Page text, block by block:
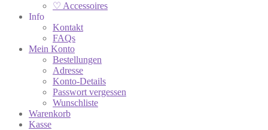
♡ Accessoires
Info
Kontakt
FAQs
Mein Konto
Bestellungen
Adresse
Konto-Details
Passwort vergessen
Wunschliste
Warenkorb
Kasse